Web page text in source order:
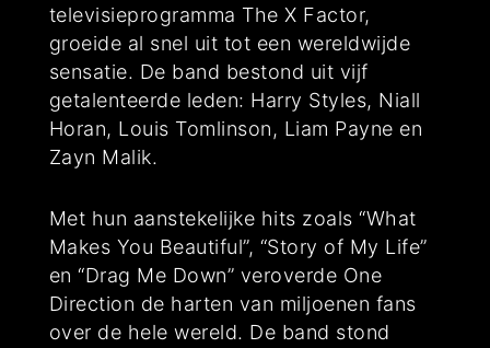
televisieprogramma The X Factor,
groeide al snel uit tot een wereldwijde
sensatie. De band bestond uit vijf
getalenteerde leden: Harry Styles, Niall
Horan, Louis Tomlinson, Liam Payne en
Zayn Malik.
Met hun aanstekelijke hits zoals “What
Makes You Beautiful”, “Story of My Life”
en “Drag Me Down” veroverde One
Direction de harten van miljoenen fans
over de hele wereld. De band stond